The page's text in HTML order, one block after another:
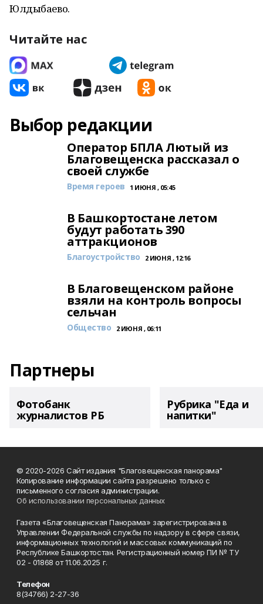
Юлдыбаево.
Читайте нас
Выбор редакции
Оператор БПЛА Лютый из
Благовещенска рассказал о
своей службе
Время героев 1 ИЮНЯ , 05:45
В Башкортостане летом
будут работать 390
аттракционов
Благоустройство 2 ИЮНЯ , 12:16
В Благовещенском районе
взяли на контроль вопросы
сельчан
Общество 2 ИЮНЯ , 06:11
Партнеры
Фотобанк
журналистов РБ
Рубрика "Еда и
напитки"
© 2020-2026 Сайт издания "Благовещенская панорама"
Копирование информации сайта разрешено только с
письменного согласия администрации.
Об использовании персональных данных
Газета «Благовещенская Панорама» зарегистрирована в
Управлении Федеральной службы по надзору в сфере связи,
информационных технологий и массовых коммуникаций по
Республике Башкортостан. Регистрационный номер ПИ № ТУ
02 - 01868 от 11.06.2025 г.
Телефон
8(34766) 2-27-36